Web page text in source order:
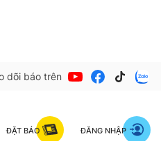
dõi báo trên
ĐẶT BÁO ĐĂNG NHẬP